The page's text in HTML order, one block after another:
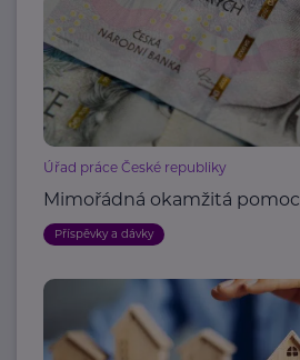
Úřad práce České republiky
Mimořádná okamžitá pomoc
Příspěvky a dávky